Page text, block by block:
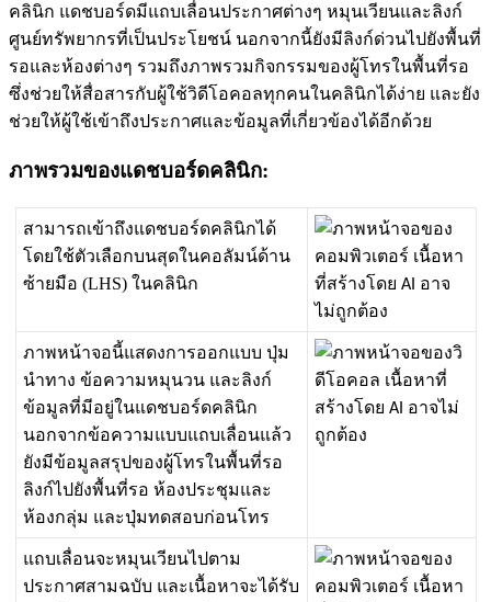
คลนก แดชบอรดมแถบเลอนประกาศตางๆ หมนเวยนและลงก
ศนยทรพยากรทเปนประโยชน นอกจากนยงมลงกดวนไปยงพนท
รอและหองตางๆ รวมถงภาพรวมกจกรรมของผโทรในพนทรอ
ซงชวยใหสอสารกบผใชวดโอคอลทกคนในคลนกไดงาย และยง
ชวยใหผใชเขาถงประกาศและขอมลทเกยวของไดอกดวย
ภาพรวมของแดชบอรดคลนก:
สามารถเขาถงแดชบอรดคลนกได
โดยใชตวเลอกบนสดในคอลมนดาน
ซายมอ (LHS) ในคลนก
ภาพหนาจอนแสดงการออกแบบ ปม
นทาง ขอความหมนวน และลงก
ขอมลทมอยในแดชบอรดคลนก
นอกจากขอความแบบแถบเลอนแลว
ยงมขอมลสรปของผโทรในพนทรอ
ลงกไปยงพนทรอ หองประชมและ
หองกลม และปมทดสอบกอนโทร
แถบเลอนจะหมนเวยนไปตาม
ประกาศสามฉบบ และเนอหาจะไดรบ